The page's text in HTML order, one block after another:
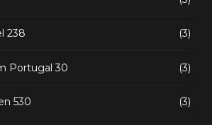
238 (3)
Portugal 30 (3)
530 (3)